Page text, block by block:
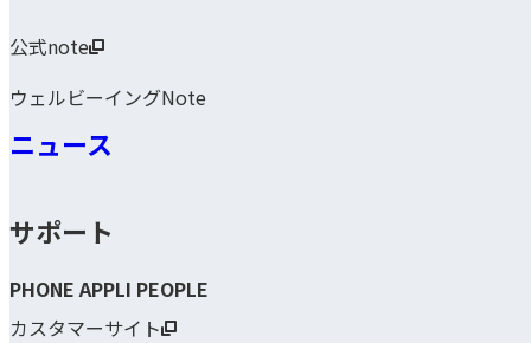
公式note
ウェルビーイングNote
ニュース
サポート
PHONE APPLI PEOPLE
カスタマーサイト